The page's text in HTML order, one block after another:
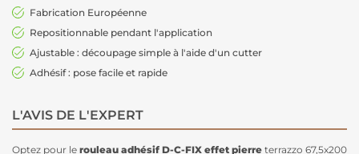
Fabrication Européenne
Repositionnable pendant l'application
Ajustable : découpage simple à l'aide d'un cutter
Adhésif : pose facile et rapide
L'AVIS DE L'EXPERT
Optez pour le rouleau adhésif D-C-FIX effet pierre terrazzo 67,5x200